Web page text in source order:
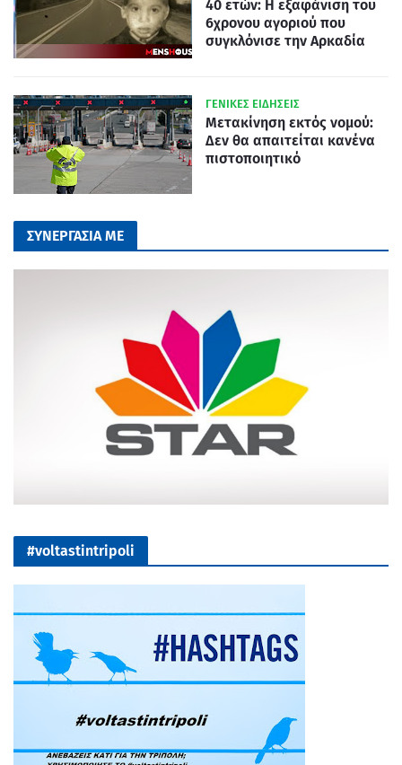
40 ετών: Η εξαφάνιση του
6χρονου αγοριού που
συγκλόνισε την Αρκαδία
ΓΕΝΙΚΕΣ ΕΙΔΗΣΕΙΣ
Μετακίνηση εκτός νομού:
Δεν θα απαιτείται κανένα
πιστοποιητικό
ΣΥΝΕΡΓΑΣΙΑ ΜΕ
#voltastintripoli